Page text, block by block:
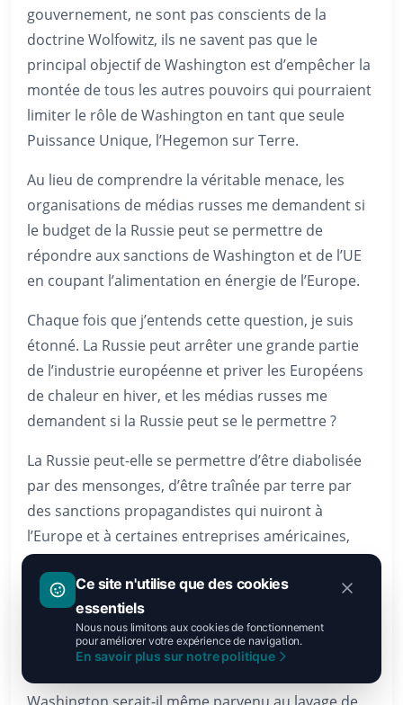
gouvernement, ne sont pas conscients de la
doctrine Wolfowitz, ils ne savent pas que le
principal objectif de Washington est d’empêcher la
montée de tous les autres pouvoirs qui pourraient
limiter le rôle de Washington en tant que seule
Puissance Unique, l’Hegemon sur Terre.
Au lieu de comprendre la véritable menace, les
organisations de médias russes me demandent si
le budget de la Russie peut se permettre de
répondre aux sanctions de Washington et de l’UE
en coupant l’alimentation en énergie de l’Europe.
Chaque fois que j’entends cette question, je suis
étonné. La Russie peut arrêter une grande partie
de l’industrie européenne et priver les Européens
de chaleur en hiver, et les médias russes me
demandent si la Russie peut se le permettre ?
La Russie peut-elle se permettre d’être diabolisée
par des mensonges, d’être traînée par terre par
des sanctions propagandistes qui nuiront à
l’Europe et à certaines entreprises américaines,
pour véhiculer l’image que la Russie est si faible
qu’elle est impuissante face à des sanctions
occidentales et qu’elle doit accepter les sanctions
sans en montrer le coût pour l’Europe et les États-
Ce site n'utilise que des cookies
essentiels
Nous nous limitons aux cookies de fonctionnement
pour améliorer votre expérience de navigation.
En savoir plus sur notre politique